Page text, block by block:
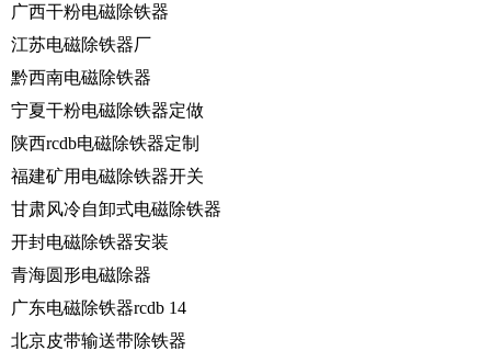
广西干粉电磁除铁器
江苏电磁除铁器厂
黔西南电磁除铁器
宁夏干粉电磁除铁器定做
陕西rcdb电磁除铁器定制
福建矿用电磁除铁器开关
甘肃风冷自卸式电磁除铁器
开封电磁除铁器安装
青海圆形电磁除器
广东电磁除铁器rcdb 14
北京皮带输送带除铁器